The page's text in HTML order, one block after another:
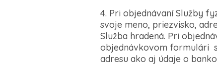
4. Pri objednávaní Služby
svoje meno, priezvisko,
Služba hradená. Pri
objednávkovom formulári
adresu ako aj údaje o